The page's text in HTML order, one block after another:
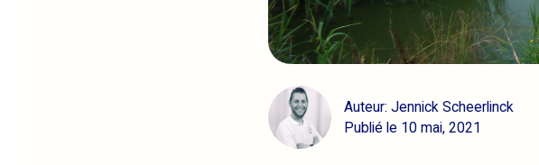
Auteur: Jennick Scheerlinck
Publié le 10 mai, 2021